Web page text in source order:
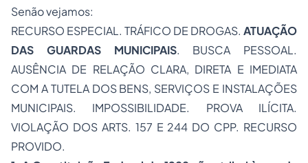
Senão vejamos:
RECURSO ESPECIAL. TRÁFICO DE DROGAS. ATUAÇÃO
DAS GUARDAS MUNICIPAIS. BUSCA PESSOAL.
AUSÊNCIA DE RELAÇÃO CLARA, DIRETA E IMEDIATA
COM A TUTELA DOS BENS, SERVIÇOS E INSTALAÇÕES
MUNICIPAIS. IMPOSSIBILIDADE. PROVA ILÍCITA.
VIOLAÇÃO DOS ARTS. 157 E 244 DO CPP. RECURSO
PROVIDO.